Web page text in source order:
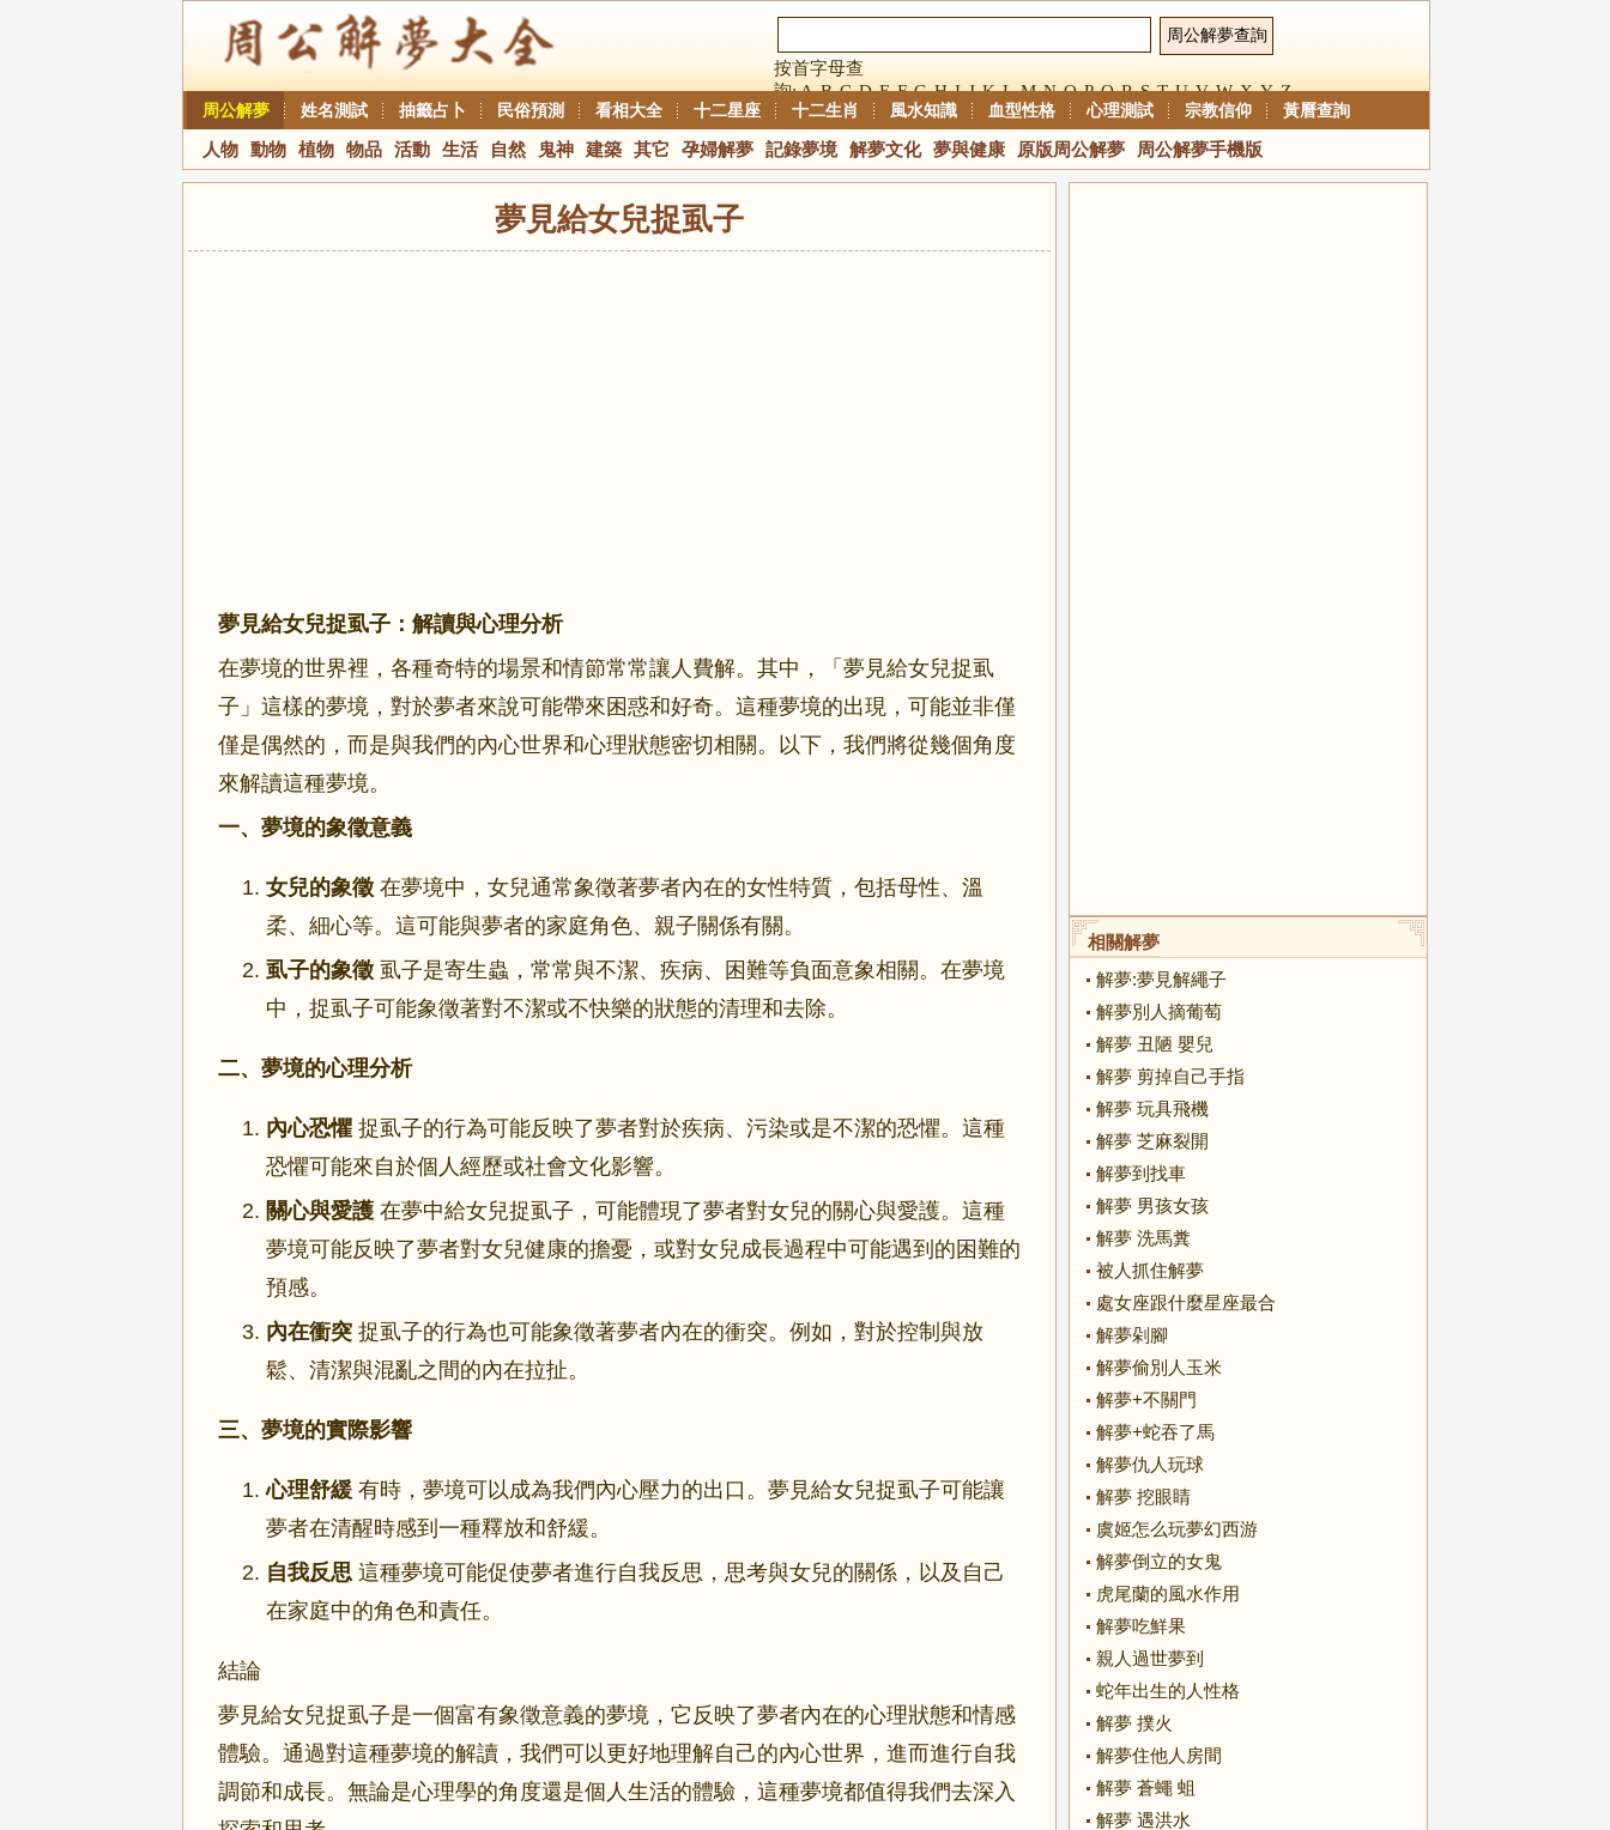
按首字母查
詢:A B C D E F G H I J K L M N O P Q R S T U V W X Y Z
周公解夢
姓名測試 抽籤占卜 民俗預測 看相大全 十二星座 十二生肖 風水知識 血型性格 心理測試 宗教信仰 黃曆查詢
人物 動物 植物 物品 活動 生活 自然 鬼神 建築 其它 孕婦解夢 記錄夢境 解夢文化 夢與健康 原版周公解夢 周公解夢手機版
夢見給女兒捉虱子
夢見給女兒捉虱子：解讀與心理分析
在夢境的世界裡，各種奇特的場景和情節常常讓人費解。其中，「夢見給女兒捉虱
子」這樣的夢境，對於夢者來說可能帶來困惑和好奇。這種夢境的出現，可能並非僅
僅是偶然的，而是與我們的內心世界和心理狀態密切相關。以下，我們將從幾個角度
來解讀這種夢境。
一、夢境的象徵意義
女兒的象徵 在夢境中，女兒通常象徵著夢者內在的女性特質，包括母性、溫
柔、細心等。這可能與夢者的家庭角色、親子關係有關。
虱子的象徵 虱子是寄生蟲，常常與不潔、疾病、困難等負面意象相關。在夢境
中，捉虱子可能象徵著對不潔或不快樂的狀態的清理和去除。
二、夢境的心理分析
內心恐懼 捉虱子的行為可能反映了夢者對於疾病、污染或是不潔的恐懼。這種
恐懼可能來自於個人經歷或社會文化影響。
關心與愛護 在夢中給女兒捉虱子，可能體現了夢者對女兒的關心與愛護。這種
夢境可能反映了夢者對女兒健康的擔憂，或對女兒成長過程中可能遇到的困難的
預感。
內在衝突 捉虱子的行為也可能象徵著夢者內在的衝突。例如，對於控制與放
鬆、清潔與混亂之間的內在拉扯。
三、夢境的實際影響
心理舒緩 有時，夢境可以成為我們內心壓力的出口。夢見給女兒捉虱子可能讓
夢者在清醒時感到一種釋放和舒緩。
自我反思 這種夢境可能促使夢者進行自我反思，思考與女兒的關係，以及自己
在家庭中的角色和責任。
結論
夢見給女兒捉虱子是一個富有象徵意義的夢境，它反映了夢者內在的心理狀態和情感
體驗。通過對這種夢境的解讀，我們可以更好地理解自己的內心世界，進而進行自我
調節和成長。無論是心理學的角度還是個人生活的體驗，這種夢境都值得我們去深入
相關解夢
解夢:夢見解繩子
解夢別人摘葡萄
解夢 丑陋 嬰兒
解夢 剪掉自己手指
解夢 玩具飛機
解夢 芝麻裂開
解夢到找車
解夢 男孩女孩
解夢 洗馬糞
被人抓住解夢
處女座跟什麼星座最合
解夢剁腳
解夢偷別人玉米
解夢+不關門
解夢+蛇吞了馬
解夢仇人玩球
解夢 挖眼睛
虞姬怎么玩夢幻西游
解夢倒立的女鬼
虎尾蘭的風水作用
解夢吃鮮果
親人過世夢到
蛇年出生的人性格
解夢 撲火
解夢住他人房間
解夢 蒼蠅 蛆
解夢 遇洪水